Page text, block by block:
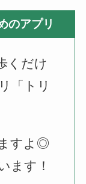
のアプリ
くだけ
「トリ
すよ◎
ます！